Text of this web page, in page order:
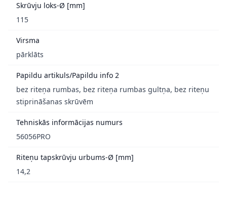
Skrūvju loks-Ø [mm]
115
Virsma
pārklāts
Papildu artikuls/Papildu info 2
bez riteņa rumbas, bez riteņa rumbas gultņa, bez riteņu
stiprināšanas skrūvēm
Tehniskās informācijas numurs
56056PRO
Riteņu tapskrūvju urbums-Ø [mm]
14,2